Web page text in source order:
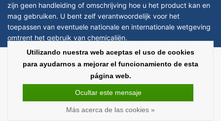
zijn geen handleiding of omschrijving hoe u het product kan en
mag gebruiken. U bent zelf verantwoordelijk voor het
toepassen van eventuele nationale en internationale wetgeving
omtrent het gebruik van chemicaliën.
baratos - All rights reserved - Theme byInStijl Media | Todos los precios no
Utilizando nuestra web aceptas el uso de cookies
para ayudarnos a mejorar el funcionamiento de esta
página web.
Ocultar este mensaje
Más acerca de las cookies »